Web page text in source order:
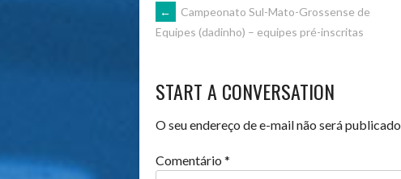
POST
←
Campeonato Sul-Mato-Grossense de
Equipes (dadinho) – equipes pré-inscritas
START A CONVERSATION
O seu endereço de e-mail não será publicado.
Comentário *